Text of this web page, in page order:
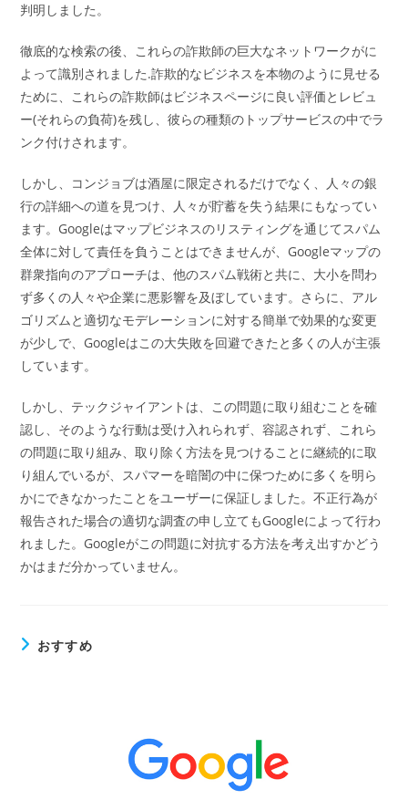
判明しました。
徹底的な検索の後、これらの詐欺師の巨大なネットワークがに
よって識別されました.詐欺的なビジネスを本物のように見せる
ために、これらの詐欺師はビジネスページに良い評価とレビュ
ー(それらの負荷)を残し、彼らの種類のトップサービスの中でラ
ンク付けされます。
しかし、コンジョブは酒屋に限定されるだけでなく、人々の銀
行の詳細への道を見つけ、人々が貯蓄を失う結果にもなってい
ます。Googleはマップビジネスのリスティングを通じてスパム
全体に対して責任を負うことはできませんが、Googleマップの
群衆指向のアプローチは、他のスパム戦術と共に、大小を問わ
ず多くの人々や企業に悪影響を及ぼしています。さらに、アル
ゴリズムと適切なモデレーションに対する簡単で効果的な変更
が少しで、Googleはこの大失敗を回避できたと多くの人が主張
しています。
しかし、テックジャイアントは、この問題に取り組むことを確
認し、そのような行動は受け入れられず、容認されず、これら
の問題に取り組み、取り除く方法を見つけることに継続的に取
り組んでいるが、スパマーを暗闇の中に保つために多くを明ら
かにできなかったことをユーザーに保証しました。不正行為が
報告された場合の適切な調査の申し立てもGoogleによって行わ
れました。Googleがこの問題に対抗する方法を考え出すかどう
かはまだ分かっていません。
おすすめ